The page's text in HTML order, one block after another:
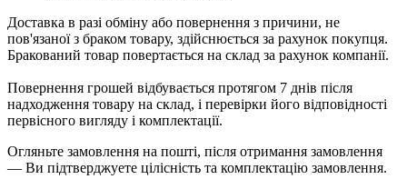
Доставка в разі обміну або повернення з причини, не
пов'язаної з браком товару, здійснюється за рахунок покупця.
Бракований товар повертається на склад за рахунок компанії.
Повернення грошей відбувається протягом 7 днів після
надходження товару на склад, і перевірки його відповідності
первісного вигляду і комплектації.
Огляньте замовлення на пошті, після отримання замовлення
— Ви підтверджуете цілісність та комплектацію замовлення.